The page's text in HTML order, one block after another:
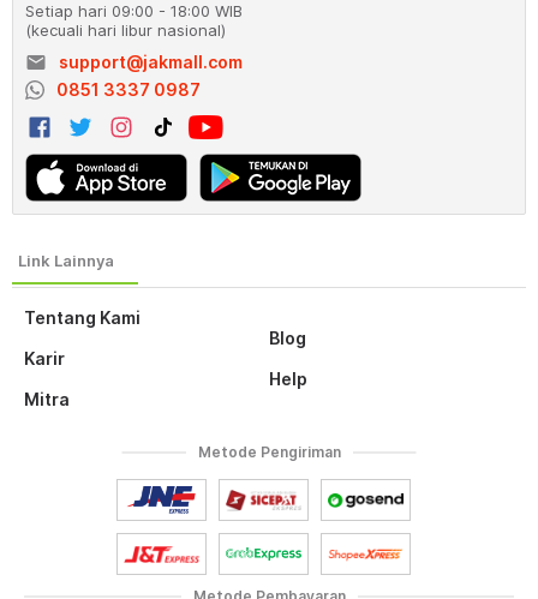
Tentang Kami
Karir
Mitra
Blog
Help
Setiap hari 09:00 - 18:00 WIB
(kecuali hari libur nasional)
email
support@jakmall.com
0851 3337 0987
Metode Pengiriman